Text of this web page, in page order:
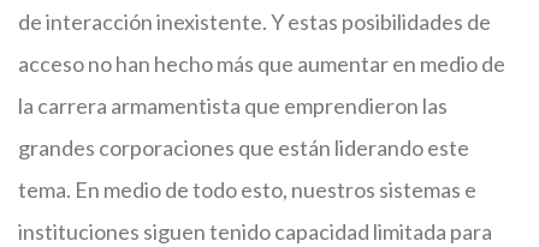
de interacción inexistente. Y estas posibilidades de
acceso no han hecho más que aumentar en medio de
la carrera armamentista que emprendieron las
grandes corporaciones que están liderando este
tema. En medio de todo esto, nuestros sistemas e
instituciones siguen tenido capacidad limitada para